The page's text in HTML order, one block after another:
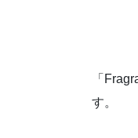
「
す。